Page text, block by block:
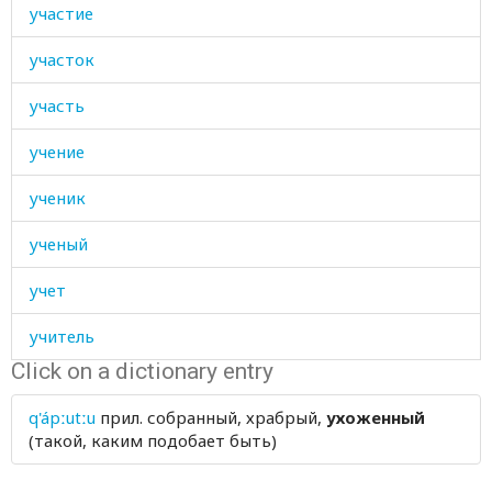
участие
участок
участь
учение
ученик
ученый
учет
учитель
учить
ущелье
Click on a dictionary entry
q'ápːutːu прил. собранный, храбрый, ухоженный
(такой, каким подобает быть)